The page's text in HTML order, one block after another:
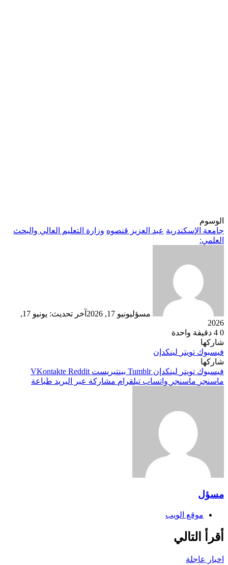
الوسوم
جامعة الإسكندرية عبد العزيز قنصوه وزارة التعليم العالي والبحث
العلمي:
مسؤليونيو 17, 2026
آخر تحديث: يونيو 17,
2026
0
دقيقة واحدة
شاركها
فيسبوك تويتر لينكدإن
شاركها
فيسبوك تويتر لينكدإن بينتيريست
ماسنجر ماسنجر واتساب تيلقرام مشاركة عبر البريد طباعة
مسؤل
موقع الويب
أقرأ التالي
اخبار عاجلة